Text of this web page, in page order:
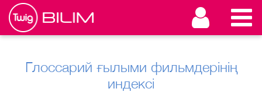
Глоссарий ғылыми фильмдерінің
индексі